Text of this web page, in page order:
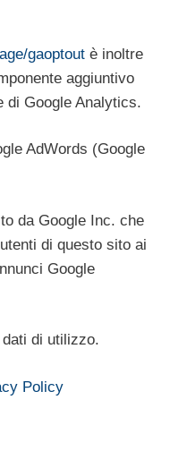
gaoptout è inoltre
aggiuntivo
di Google Analytics.
AdWords (Google
da Google Inc. che
di questo sito ai
Google
di utilizzo.
Policy